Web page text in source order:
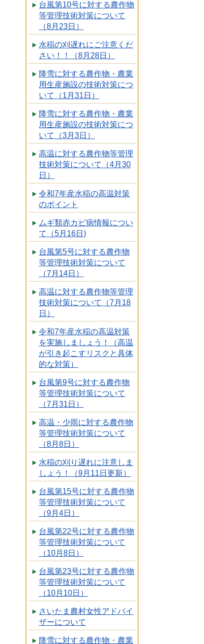
台風第10号に対する農作物
等管理技術対策について
（8月23日）
水稲の刈遅れにご注意くだ
さい！！（8月28日）
降雪に対する農作物・農業
用生産施設の技術対策につ
いて（1月31日）
降雪に対する農作物・農業
用生産施設の技術対策につ
いて（3月3日）
高温に対する農作物等管理
技術対策について（4月30
日）
令和7年産水稲の高温対策
のポイント
ムギ類赤カビ病情報につい
て（5月16日)
台風第5号に対する農作物
等管理技術対策について
（7月14日）
高温に対する農作物等管理
技術対策について（7月18
日）
令和7年産水稲の高温対策
を実施しましょう！（高温
が引き起こすリスクと具体
的な対策）
台風第9号に対する農作物
等管理技術対策について
（7月31日）
高温・少雨に対する農作物
等管理技術対策について
（8月8日）
水稲の刈り遅れに注意しま
しょう！（9月11日更新）
台風第15号に対する農作物
等管理技術対策について
（9月4日）
台風第22号に対する農作物
等管理技術対策について
（10月8日）
台風第23号に対する農作物
等管理技術対策について
（10月10日）
さいたま農村女性アドバイ
ザーについて
降雪に対する農作物・農業